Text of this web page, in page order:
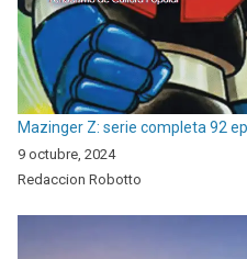
Mazinger Z: serie completa 92
9 octubre, 2024
Redaccion Robotto